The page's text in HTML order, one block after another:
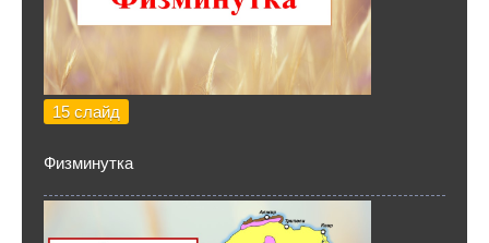
15 слайд
Физминутка